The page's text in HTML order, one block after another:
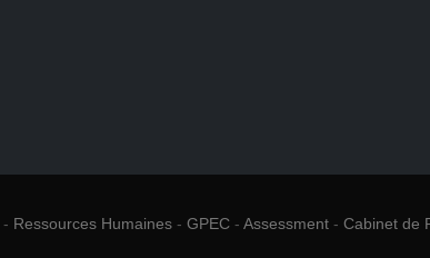
- Ressources Humaines - GPEC - Assessment - Cabinet de